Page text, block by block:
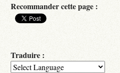
Recommander cette page :
Traduire :